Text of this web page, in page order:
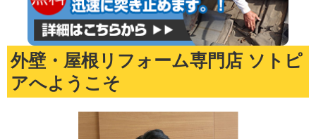
外壁・屋根リフォーム専門店 ソトピ
アへようこそ